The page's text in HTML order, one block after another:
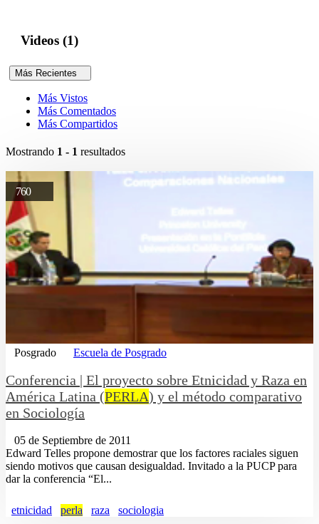
Videos (1)
Más Recientes
Más Vistos
Más Comentados
Más Compartidos
Mostrando 1 - 1 resultados
760
Posgrado Escuela de Posgrado
Conferencia | El proyecto sobre Etnicidad y Raza en
América Latina (PERLA) y el método comparativo
en Sociología
05 de Septiembre de 2011
Edward Telles propone demostrar que los factores raciales siguen
siendo motivos que causan desigualdad. Invitado a la PUCP para
dar la conferencia “El...
etnicidad perla raza sociologia